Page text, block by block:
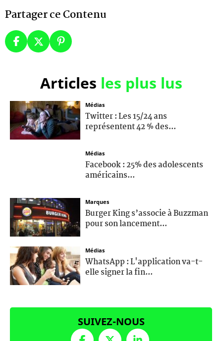
Partager ce Contenu
Articles les plus lus
Médias
Twitter : Les 15/24 ans
représentent 42 % des...
Médias
Facebook : 25% des adolescents
américains...
Marques
Burger King s’associe à Buzzman
pour son lancement...
Médias
WhatsApp : L'application va-t-
elle signer la fin...
SUIVEZ-NOUS